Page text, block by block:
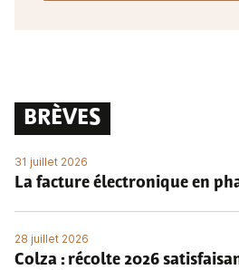
BRÈVES
31 juillet 2026
La facture électronique en
28 juillet 2026
Colza : récolte 2026